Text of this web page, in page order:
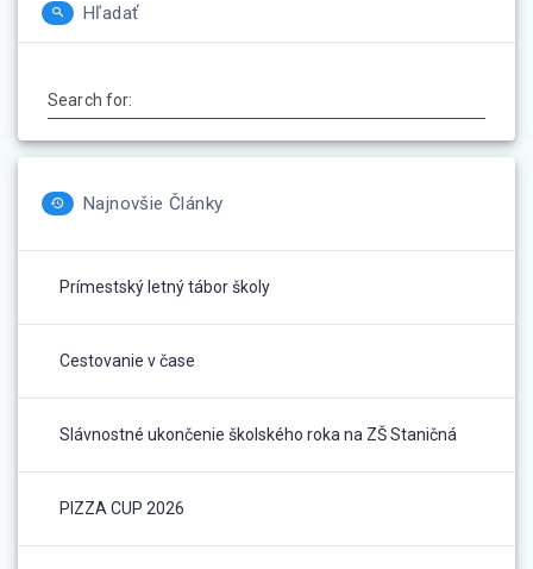
Hľadať
Search for:
Najnovšie Články
Prímestský letný tábor školy
Cestovanie v čase
Slávnostné ukončenie školského roka na ZŠ Staničná
PIZZA CUP 2026